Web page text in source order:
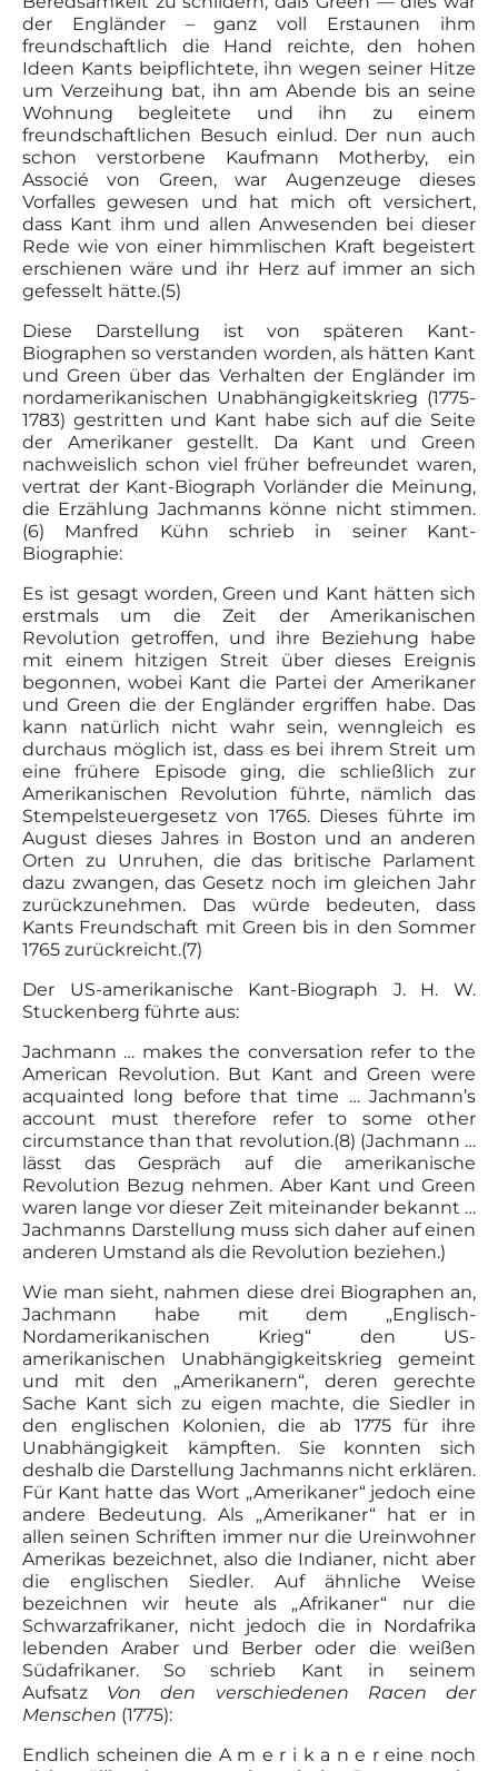
der Eng­länder – ganz voll Erstaunen ihm
freundschaftlich die Hand reichte, den hohen
Ideen Kants beipflichtete, ihn wegen seiner Hitze
um Ver­zeihung bat, ihn am Abende bis an seine
Wohnung begleitete und ihn zu einem
freundschaftlichen Besuch einlud. Der nun auch
schon ver­storbene Kaufmann Motherby, ein
Associé von Green, war Augen­zeuge dieses
Vorfalles gewesen und hat mich oft versichert,
dass Kant ihm und allen Anwesenden bei dieser
Rede wie von einer himmlischen Kraft begeistert
erschienen wäre und ihr Herz auf immer an sich
gefesselt hätte.(5)
Diese Darstellung ist von späteren Kant-
Biographen so verstanden worden, als hätten Kant
und Green über das Verhalten der Engländer im
nordamerikanischen Unabhängigkeitskrieg (1775-
1783) gestritten und Kant habe sich auf die Seite
der Amerikaner gestellt. Da Kant und Green
nachweislich schon viel früher befreundet waren,
vertrat der Kant-Biograph Vorländer die Meinung,
die Erzählung Jachmanns könne nicht stimmen.
(6) Manfred Kühn schrieb in seiner Kant-
Biographie:
Es ist gesagt worden, Green und Kant hätten sich
erstmals um die Zeit der Amerikanischen
Revolution getroffen, und ihre Beziehung habe
mit einem hitzigen Streit über dieses Ereignis
begonnen, wobei Kant die Partei der Amerikaner
und Green die der Engländer ergriffen habe. Das
kann natürlich nicht wahr sein, wenngleich es
durchaus möglich ist, dass es bei ihrem Streit um
eine frühere Episode ging, die schließlich zur
Amerikanischen Revolution führte, nämlich das
Stempelsteuergesetz von 1765. Dieses führte im
August dieses Jahres in Boston und an anderen
Orten zu Unruhen, die das britische Parlament
dazu zwangen, das Gesetz noch im gleichen Jahr
zurückzunehmen. Das würde bedeuten, dass
Kants Freundschaft mit Green bis in den Sommer
1765 zurückreicht.(7)
Der US-amerikanische Kant-Biograph J. H. W.
Stuckenberg führte aus:
Jachmann … makes the conversation refer to the
American Revolution. But Kant and Green were
acquainted long before that time … Jachmann’s
account must therefore refer to some other
circumstance than that revolution.(8) (Jachmann …
lässt das Gespräch auf die amerikanische
Revolution Bezug nehmen. Aber Kant und Green
waren lange vor dieser Zeit miteinander bekannt …
Jachmanns Darstellung muss sich daher auf einen
anderen Umstand als die Revolution beziehen.)
Wie man sieht, nahmen diese drei Biographen an,
Jachmann habe mit dem „Englisch-
Nordamerikanischen Krieg“ den US-
amerikanischen Unabhängigkeitskrieg gemeint
und mit den „Amerikanern“, deren gerechte
Sache Kant sich zu eigen machte, die Siedler in
den englischen Kolonien, die ab 1775 für ihre
Unabhängigkeit kämpften. Sie konnten sich
deshalb die Darstellung Jachmanns nicht erklären.
Für Kant hatte das Wort „Amerikaner“ jedoch eine
andere Bedeutung. Als „Amerikaner“ hat er in
allen seinen Schriften immer nur die Ureinwohner
Amerikas bezeichnet, also die Indianer, nicht aber
die englischen Siedler. Auf ähnliche Weise
bezeichnen wir heute als „Afrikaner“ nur die
Schwarzafrikaner, nicht jedoch die in Nordafrika
lebenden Araber und Berber oder die weißen
Südafrikaner. So schrieb Kant in seinem
Aufsatz Von den verschiedenen Racen der
Menschen (1775):
Endlich scheinen die A m e r i k a n e r eine noch